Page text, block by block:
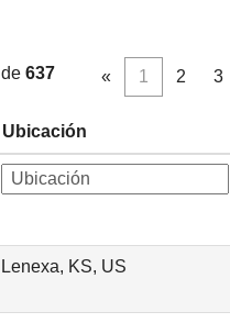
de 637 « 1 2 3
Ubicación
Lenexa, KS, US